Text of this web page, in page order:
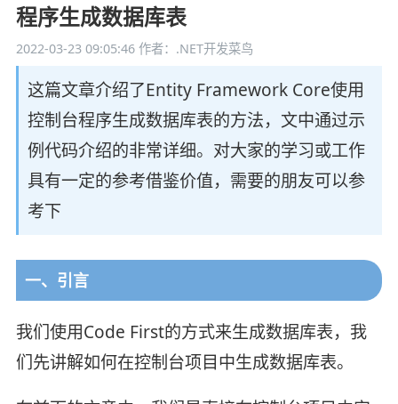
程序生成数据库表
2022-03-23 09:05:46作者：.NET开发菜鸟
这篇文章介绍了Entity Framework Core使用
控制台程序生成数据库表的方法，文中通过示
例代码介绍的非常详细。对大家的学习或工作
具有一定的参考借鉴价值，需要的朋友可以参
考下
一、引言
我们使用Code First的方式来生成数据库表，我
们先讲解如何在控制台项目中生成数据库表。